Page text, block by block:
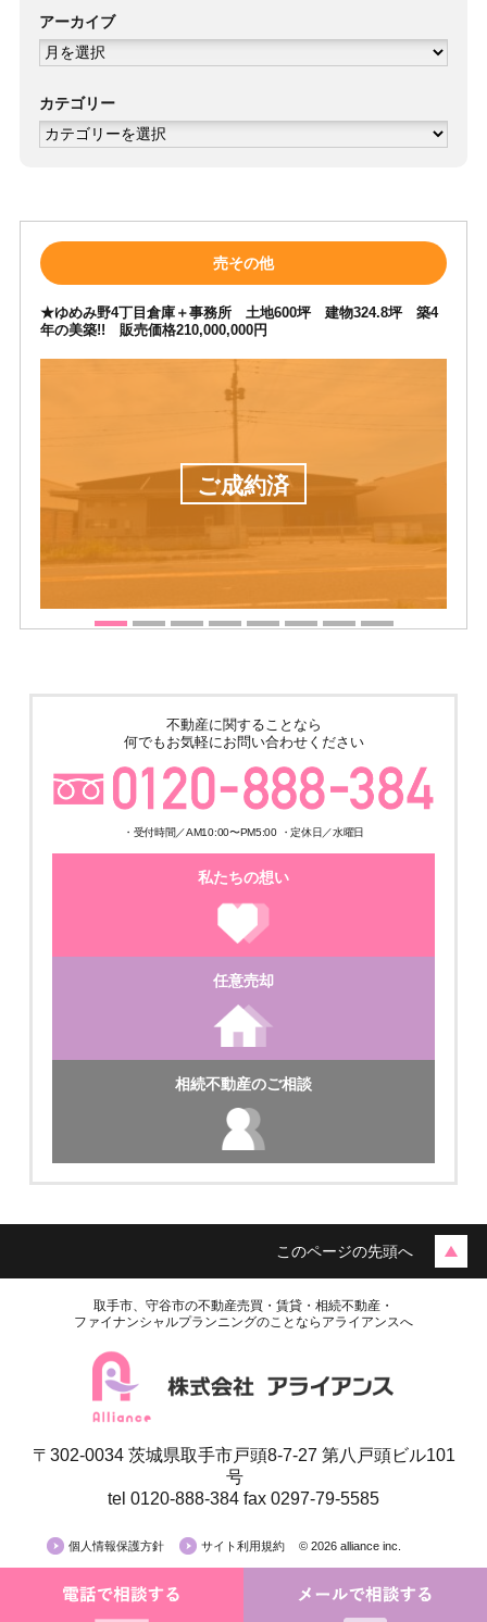
アーカイブ
ア
ー
カ
カテゴリー
カ
テ
ゴ
売その他
★ゆめみ野4丁目倉庫＋事務所 土地600坪 建物324.8坪 築4
年の美築!! 販売価格210,000,000円
ご成約済
不動産に関することなら
何でもお気軽にお問い合わせください
・受付時間／AM10:00〜PM5:00 ・定休日／水曜日
私たちの想い
任意売却
相続不動産のご相談
このページの先頭へ
取手市、守谷市の不動産売買・賃貸・相続不動産・
ファイナンシャルプランニングのことならアライアンスへ
〒302-0034 茨城県取手市戸頭8-7-27 第八戸頭ビル101
号
tel 0120-888-384 fax 0297-79-5585
個人情報保護方針 サイト利用規約 © 2026 alliance inc.